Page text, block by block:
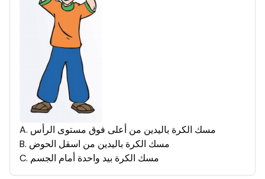
A. مسك الكرة باليدين من أعلى فوق مستوى الرأس
B. مسك الكرة باليدين من اسقل الحوض
C. مسك الكرة بيد واحدة أمام الجسم